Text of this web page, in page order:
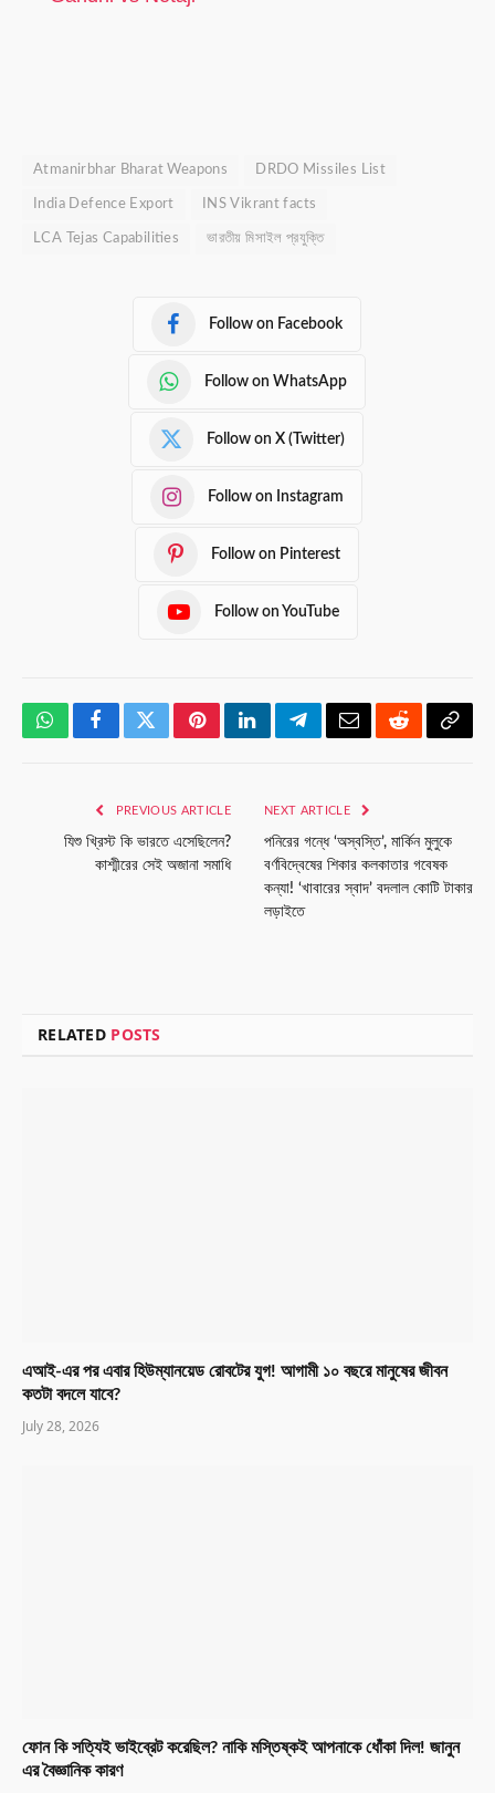
Atmanirbhar Bharat Weapons DRDO Missiles List
India Defence Export INS Vikrant facts
LCA Tejas Capabilities ভারতীয় মিসাইল প্রযুক্তি
Follow on Facebook
Follow on WhatsApp
Follow on X (Twitter)
Follow on Instagram
Follow on Pinterest
Follow on YouTube
WhatsAppFacebookTwitterPinterestLinkedInTelegramEmailRedditCopy
PREVIOUS ARTICLE
যিশু খ্রিস্ট কি ভারতে এসেছিলেন?
কাশ্মীরের সেই অজানা সমাধি
NEXT ARTICLE
পনিরের গন্ধে ‘অস্বস্তি’, মার্কিন মুলুকে
বর্ণবিদ্বেষের শিকার কলকাতার গবেষক
কন্যা! ‘খাবারের স্বাদ’ বদলাল কোটি টাকার
লড়াইতে
RELATED POSTS
এআই-এর পর এবার হিউম্যানয়েড রোবটের যুগ! আগামী ১০ বছরে মানুষের জীবন
কতটা বদলে যাবে?
July 28, 2026
ফোন কি সত্যিই ভাইব্রেট করেছিল? নাকি মস্তিষ্কই আপনাকে ধোঁকা দিল! জানুন
এর বৈজ্ঞানিক কারণ